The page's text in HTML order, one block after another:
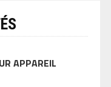
APPAREIL